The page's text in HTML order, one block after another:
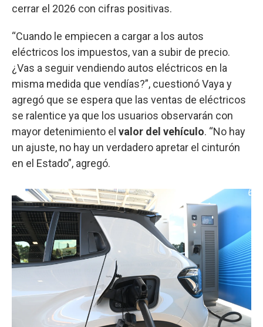
cerrar el 2026 con cifras positivas.
“Cuando le empiecen a cargar a los autos
eléctricos los impuestos, van a subir de precio.
¿Vas a seguir vendiendo autos eléctricos en la
misma medida que vendías?”, cuestionó Vaya y
agregó que se espera que las ventas de eléctricos
se ralentice ya que los usuarios observarán con
mayor detenimiento el valor del vehículo. “No hay
un ajuste, no hay un verdadero apretar el cinturón
en el Estado”, agregó.